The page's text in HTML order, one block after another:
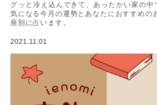
グッと冷え込んできて、あったかい家の
気になる今月の運勢とあなたにおすすめ
座別に占います。
2021.11.01